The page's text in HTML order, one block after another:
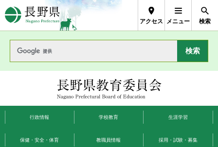
長野県Nagano Prefecture
アクセス メニュー 検索
長野県教育委員
会
行政情報 学校教育 生涯学習
保健・安全・体育 教職員情報 採用・試験・募集